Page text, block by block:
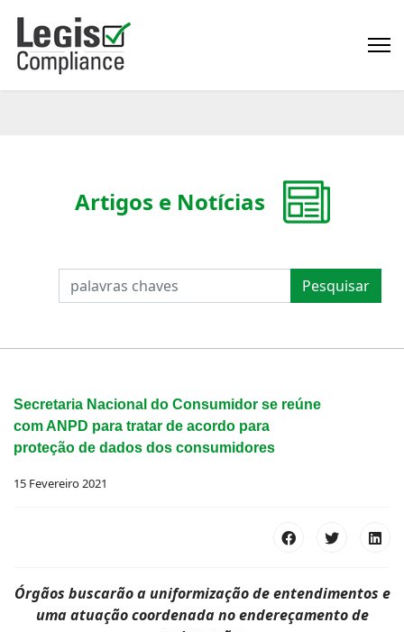
PESQUISAR Pesquisar
Artigos e Notícias
Secretaria Nacional do Consumidor se reúne
com ANPD para tratar de acordo para
proteção de dados dos consumidores
15 Fevereiro 2021
Órgãos buscarão a uniformização de entendimentos e
uma atuação coordenada no endereçamento de